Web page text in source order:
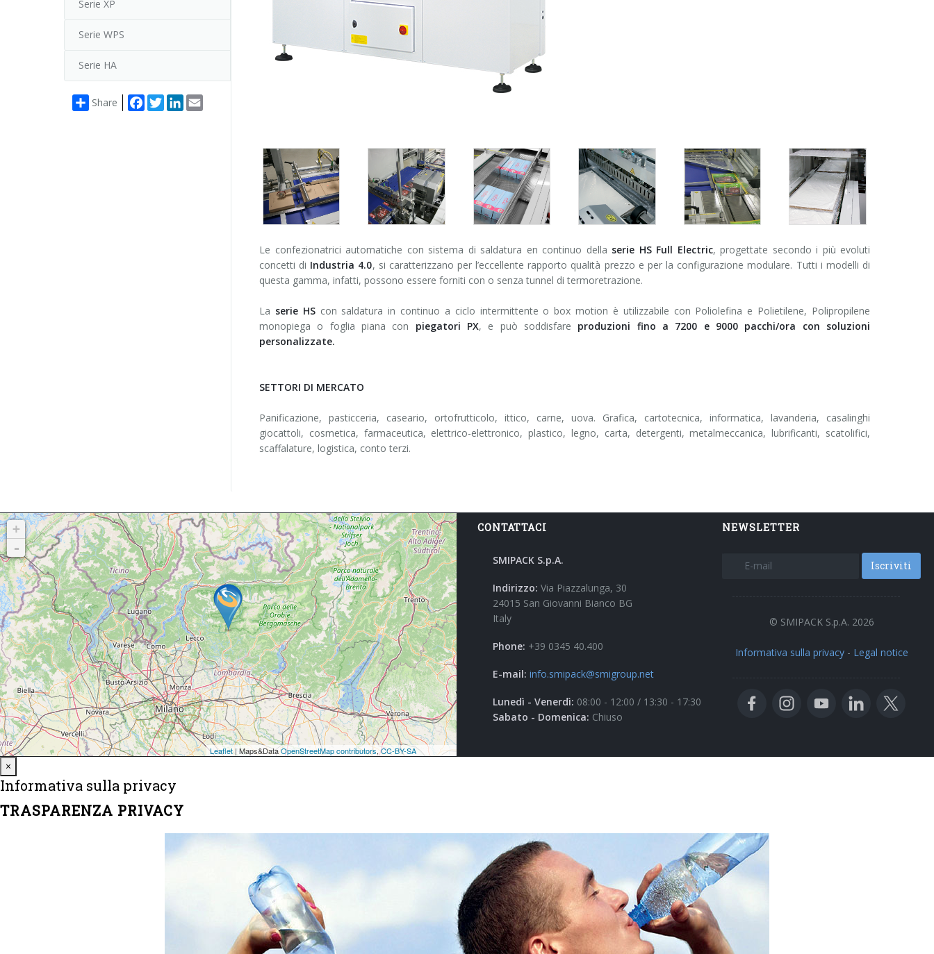
Serie XP
Serie WPS
Serie HA
Share Facebook
TwitterLinkedIn
Le confezionatrici automatiche con sistema di saldatura en continuo della serie HS Full Electric, progettate secondo i più evoluti
concetti di Industria 4.0, si caratterizzano per l’eccellente rapporto qualità prezzo e per la configurazione modulare. Tutti i modelli di
questa gamma, infatti, possono essere forniti con o senza tunnel di termoretrazione.
La serie HScon saldatura in continuo a ciclo intermittente o box motion è utilizzabile con Poliolefina e Polietilene, Polipropilene
monopiega o foglia piana con piegatori PX, e può soddisfare produzioni fino a 7200 e 9000 pacchi/ora con soluzioni
personalizzate.
SETTORI DI MERCATO
Panificazione, pasticceria, caseario, ortofrutticolo, ittico, carne, uova. Grafica, cartotecnica, informatica, lavanderia, casalinghi
giocattoli, cosmetica, farmaceutica, elettrico-elettronico, plastico, legno, carta, detergenti, metalmeccanica, lubrificanti, scatolifici,
scaffalature, logistica, conto terzi.
CONTATTACI
SMIPACK S.p.A.
Indirizzo: Via Piazzalunga, 30
24015 San Giovanni Bianco BG
Italy
Phone: +39 0345 40.400
E-mail: info.smipack@smigroup.net
Lunedì - Venerdì: 08:00 - 12:00 / 13:30 - 17:30
Sabato - Domenica: Chiuso
NEWSLETTER
Iscriviti
© SMIPACK S.p.A. 2026
Informativa sulla privacy- Legal notice
×
Informativa sulla privacy
TRASPARENZA PRIVACY